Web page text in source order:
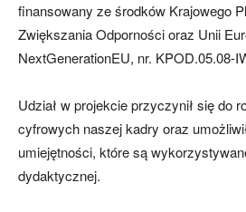
finansowany ze środków Krajowego
Zwiększania Odporności oraz Unii
NextGenerationEU, nr. KPOD.05.08-
Udział w projekcie przyczynił się do
cyfrowych naszej kadry oraz
umiejętności, które są
dydaktycznej.